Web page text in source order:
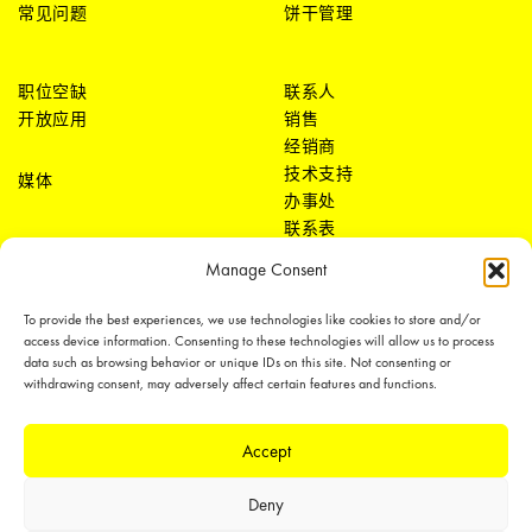
Manage Consent
To provide the best experiences, we use technologies like cookies to store and/or
access device information. Consenting to these technologies will allow us to process
data such as browsing behavior or unique IDs on this site. Not consenting or
withdrawing consent, may adversely affect certain features and functions.
Accept
Deny
常见问题
饼干管理
职位空缺
开放应用
媒体
联系人
销售
经销商
技术支持
办事处
联系表
LEDiL Group
Copyright © 2018-2026 LEDiL. All rights reserved.